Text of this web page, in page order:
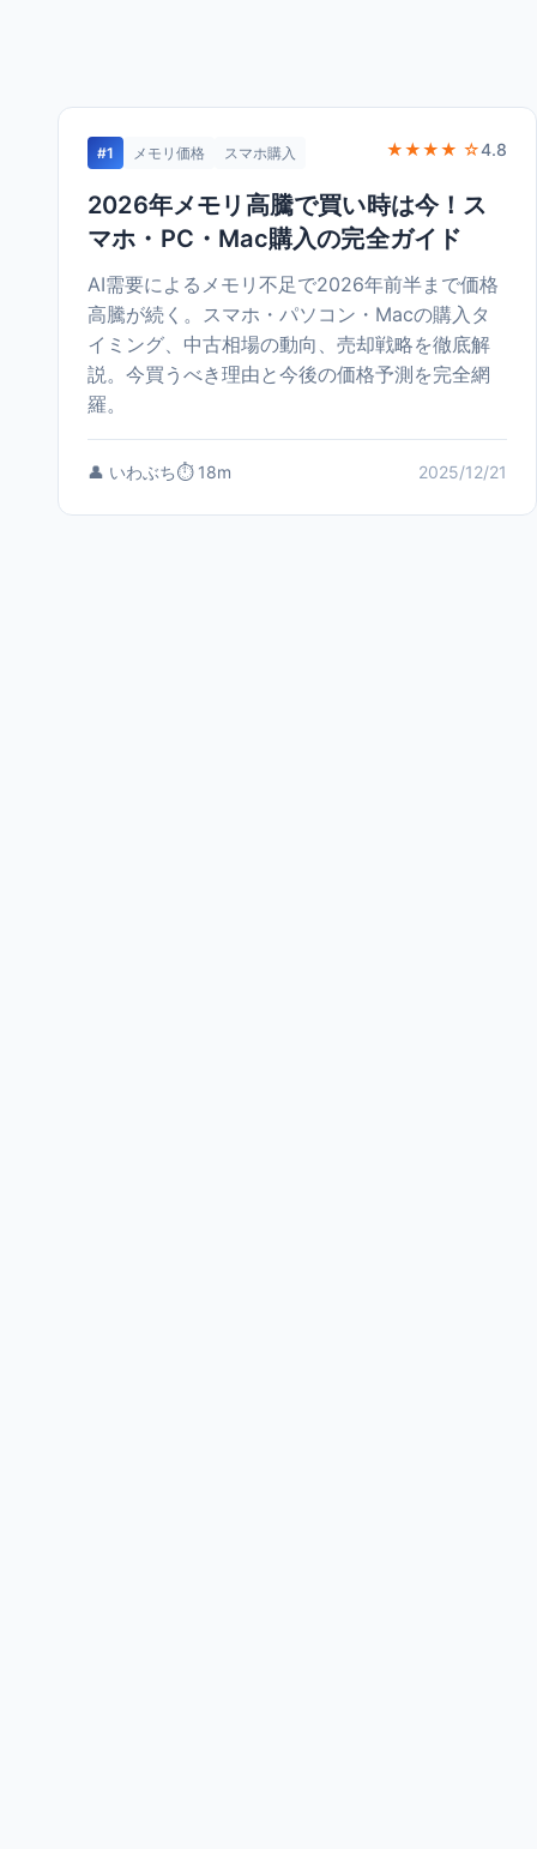
#1 メモリ価格 スマホ購入 ★★★★ ☆4.8
2026年メモリ高騰で買い時は今！ス
マホ・PC・Mac購入の完全ガイド
AI需要によるメモリ不足で2026年前半まで価格
高騰が続く。スマホ・パソコン・Macの購入タ
イミング、中古相場の動向、売却戦略を徹底解
説。今買うべき理由と今後の価格予測を完全網
羅。
👤 いわぶち⏱️ 18m 2025/12/21